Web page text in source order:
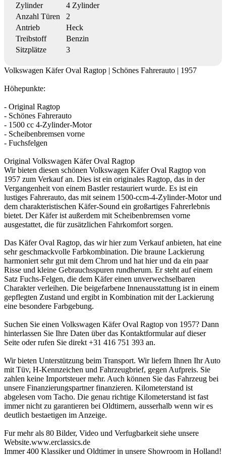
Zylinder
4 Zylinder
Anzahl Türen
2
Antrieb
Heck
Treibstoff
Benzin
Sitzplätze
3
Volkswagen Käfer Oval Ragtop | Schönes Fahrerauto | 1957
Höhepunkte:
- Original Ragtop
- Schönes Fahrerauto
- 1500 cc 4-Zylinder-Motor
- Scheibenbremsen vorne
- Fuchsfelgen
Original Volkswagen Käfer Oval Ragtop
Wir bieten diesen schönen Volkswagen Käfer Oval Ragtop von
1957 zum Verkauf an. Dies ist ein originales Ragtop, das in der
Vergangenheit von einem Bastler restauriert wurde. Es ist ein
lustiges Fahrerauto, das mit seinem 1500-ccm-4-Zylinder-Motor und
dem charakteristischen Käfer-Sound ein großartiges Fahrerlebnis
bietet. Der Käfer ist außerdem mit Scheibenbremsen vorne
ausgestattet, die für zusätzlichen Fahrkomfort sorgen.
Das Käfer Oval Ragtop, das wir hier zum Verkauf anbieten, hat eine
sehr geschmackvolle Farbkombination. Die braune Lackierung
harmoniert sehr gut mit dem Chrom und hat hier und da ein paar
Risse und kleine Gebrauchsspuren rundherum. Er steht auf einem
Satz Fuchs-Felgen, die dem Käfer einen unverwechselbaren
Charakter verleihen. Die beigefarbene Innenausstattung ist in einem
gepflegten Zustand und ergibt in Kombination mit der Lackierung
eine besondere Farbgebung.
Suchen Sie einen Volkswagen Käfer Oval Ragtop von 1957? Dann
hinterlassen Sie Ihre Daten über das Kontaktformular auf dieser
Seite oder rufen Sie direkt +31 416 751 393 an.
Wir bieten Unterstützung beim Transport. Wir liefern Ihnen Ihr Auto
mit Tüv, H-Kennzeichen und Fahrzeugbrief, gegen Aufpreis. Sie
zahlen keine Importsteuer mehr. Auch können Sie das Fahrzeug bei
unsere Finanzierungspartner finanzieren. Kilometerstand ist
abgelesen vom Tacho. Die genau richtige Kilometerstand ist fast
immer nicht zu garantieren bei Oldtimern, ausserhalb wenn wir es
deutlich bestaetigen im Anzeige.
Fur mehr als 80 Bilder, Video und Verfugbarkeit siehe unsere
Website.www.erclassics.de
Immer 400 Klassiker und Oldtimer in unsere Showroom in Holland!